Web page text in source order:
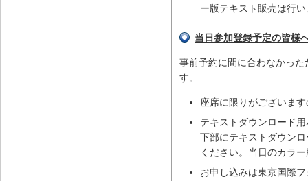
ー版テキスト販売は行
当日参加登録予定の皆様
事前予約に間に合わなかっ
す。
座席に限りがございま
テキストダウンロード
下部にテキストダウン
ください。当日のカラ
お申し込みは東京国際